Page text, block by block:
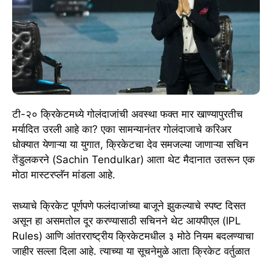
टी-२० क्रिकेटमध्ये गोलंदाजांची अवस्था फक्त मार खाण्यापुरतीच
मर्यादित उरली आहे का? एका सामन्यानंतर गोलंदाजाचे करिअर
धोक्यात येणाऱ्या या युगात, क्रिकेटचा देव समजल्या जाणाऱ्या सचिन
तेंडुलकरने (Sachin Tendulkar) आता थेट मैदानात उतरून एक
मोठा मास्टरप्लॅन मांडला आहे.
सध्याचे क्रिकेट पूर्णपणे फलंदाजांच्या बाजूने झुकल्याचे स्पष्ट दिसत
असून हा असमतोल दूर करण्यासाठी सचिनने थेट आयपीएल (IPL
Rules) आणि आंतरराष्ट्रीय क्रिकेटमधील ३ मोठे नियम बदलण्याचा
जाहीर सल्ला दिला आहे. त्याच्या या सूचनेमुळे आता क्रिकेट वर्तुळात